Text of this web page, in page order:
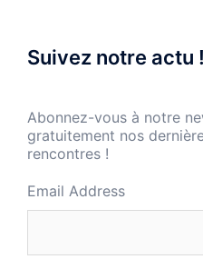
Suivez notre actu !
Abonnez-vous à notre
gratuitement nos
rencontres !
Email Address